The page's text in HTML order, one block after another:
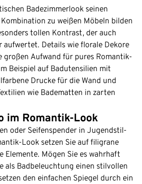
Badezimmerlook seinen
zu weißen Möbeln bilden
tollen Kontrast, der auch
aufwertet. Details wie florale Dekore
großen Aufwand für pures Romantik-
Beispiel auf Badutensilien mit
Drucke für die Wand und
wie Badematten in zarten
im Romantik-Look
oder Seifenspender in Jugendstil-
Look setzen Sie auf filigrane
Elemente. Mögen Sie es wahrhaft
als Badbeleuchtung einen stilvollen
den einfachen Spiegel durch ein